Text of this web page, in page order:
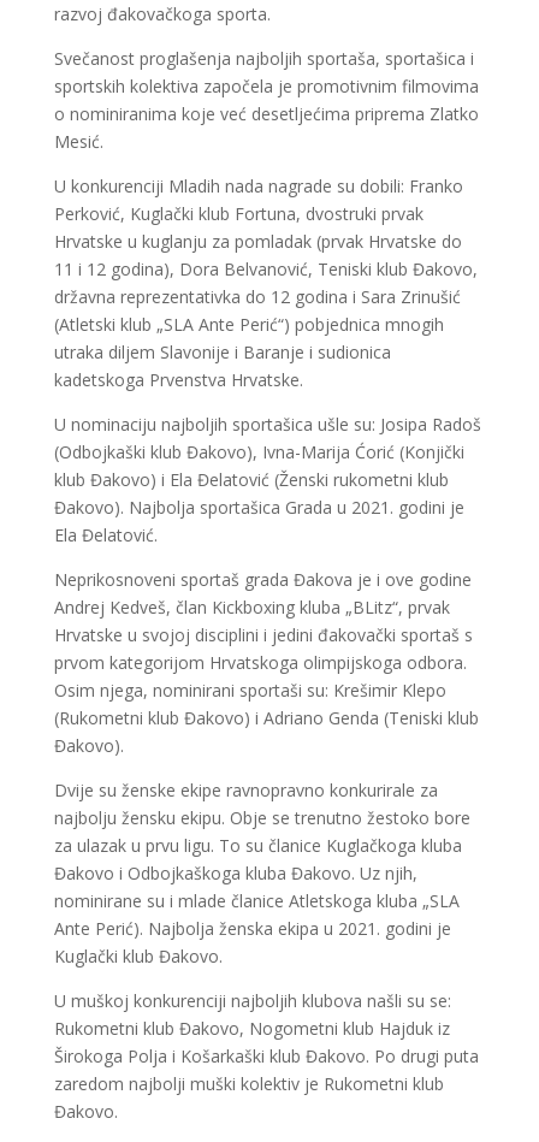
razvoj đakovačkoga sporta.
Svečanost proglašenja najboljih sportaša, sportašica i
sportskih kolektiva započela je promotivnim filmovima
o nominiranima koje već desetljećima priprema Zlatko
Mesić.
U konkurenciji Mladih nada nagrade su dobili: Franko
Perković, Kuglački klub Fortuna, dvostruki prvak
Hrvatske u kuglanju za pomladak (prvak Hrvatske do
11 i 12 godina), Dora Belvanović, Teniski klub Đakovo,
državna reprezentativka do 12 godina i Sara Zrinušić
(Atletski klub „SLA Ante Perić“) pobjednica mnogih
utraka diljem Slavonije i Baranje i sudionica
kadetskoga Prvenstva Hrvatske.
U nominaciju najboljih sportašica ušle su: Josipa Radoš
(Odbojkaški klub Đakovo), Ivna-Marija Ćorić (Konjički
klub Đakovo) i Ela Đelatović (Ženski rukometni klub
Đakovo). Najbolja sportašica Grada u 2021. godini je
Ela Đelatović.
Neprikosnoveni sportaš grada Đakova je i ove godine
Andrej Kedveš, član Kickboxing kluba „BLitz“, prvak
Hrvatske u svojoj disciplini i jedini đakovački sportaš s
prvom kategorijom Hrvatskoga olimpijskoga odbora.
Osim njega, nominirani sportaši su: Krešimir Klepo
(Rukometni klub Đakovo) i Adriano Genda (Teniski klub
Đakovo).
Dvije su ženske ekipe ravnopravno konkurirale za
najbolju žensku ekipu. Obje se trenutno žestoko bore
za ulazak u prvu ligu. To su članice Kuglačkoga kluba
Đakovo i Odbojkaškoga kluba Đakovo. Uz njih,
nominirane su i mlade članice Atletskoga kluba „SLA
Ante Perić). Najbolja ženska ekipa u 2021. godini je
Kuglački klub Đakovo.
U muškoj konkurenciji najboljih klubova našli su se:
Rukometni klub Đakovo, Nogometni klub Hajduk iz
Širokoga Polja i Košarkaški klub Đakovo. Po drugi puta
zaredom najbolji muški kolektiv je Rukometni klub
Đakovo.